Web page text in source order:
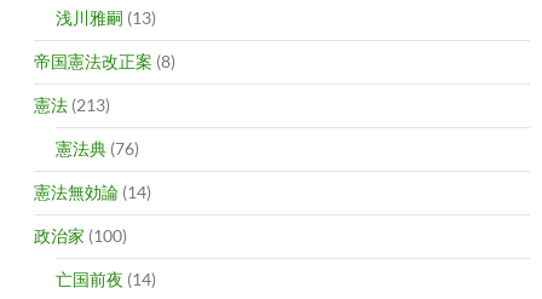
浅川雅嗣 (13)
帝国憲法改正案 (8)
憲法 (213)
憲法典 (76)
憲法無効論 (14)
政治家 (100)
亡国前夜 (14)